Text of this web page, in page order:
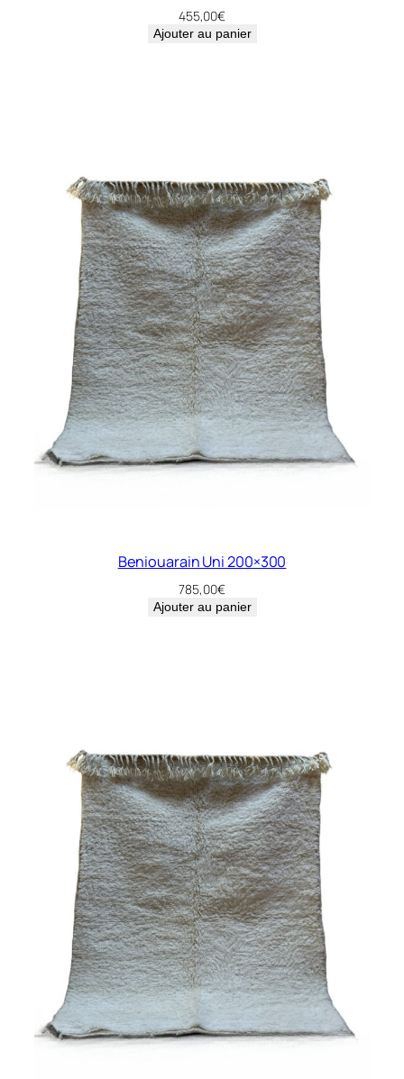
455,00€
Ajouter au panier
Beniouarain Uni 200×300
785,00€
Ajouter au panier